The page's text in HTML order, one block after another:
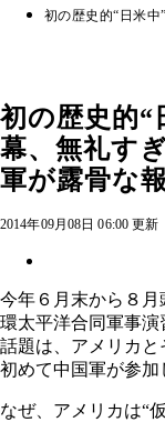
初の歴史的“日米
初の歴史的“
幕、無礼す
軍が露骨な
2014年09月08日 06:00 更新
今年６月末から８
環太平洋合同軍事演
話題は、アメリカ
初めて中国軍が参加
なぜ、アメリカは“